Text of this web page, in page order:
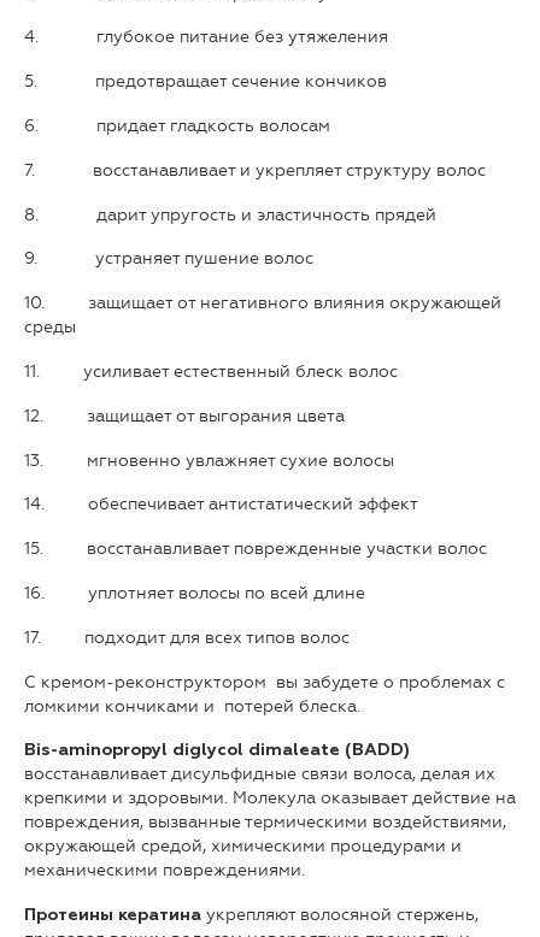
4. глубокое питание без утяжеления
5. предотвращает сечение кончиков
6. придает гладкость волосам
7. восстанавливает и укрепляет структуру волос
8. дарит упругость и эластичность прядей
9. устраняет пушение волос
10. защищает от негативного влияния окружающей
среды
11. усиливает естественный блеск волос
12. защищает от выгорания цвета
13. мгновенно увлажняет сухие волосы
14. обеспечивает антистатический эффект
15. восстанавливает поврежденные участки волос
16. уплотняет волосы по всей длине
17. подходит для всех типов волос
С кремом-реконструктором вы забудете о проблемах с
ломкими кончиками и потерей блеска.
Bis-aminopropyl diglycol dimaleate (BADD)
восстанавливает дисульфидные связи волоса, делая их
крепкими и здоровыми. Молекула оказывает действие на
повреждения, вызванные термическими воздействиями,
окружающей средой, химическими процедурами и
механическими повреждениями.
Протеины кератина укрепляют волосяной стержень,